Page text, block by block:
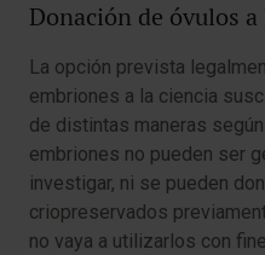
Donación de óvulos
La opción prevista
embriones a la ciencia
de distintas maneras
embriones no pueden ser
investigar, ni se pueden
criopreservados
no vaya a utilizarlos con